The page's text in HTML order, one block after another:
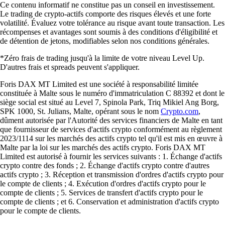
Ce contenu informatif ne constitue pas un conseil en investissement.
Le trading de crypto-actifs comporte des risques élevés et une forte
volatilité. Évaluez votre tolérance au risque avant toute transaction. Les
récompenses et avantages sont soumis à des conditions d'éligibilité et
de détention de jetons, modifiables selon nos conditions générales.
*Zéro frais de trading jusqu'à la limite de votre niveau Level Up.
D'autres frais et spreads peuvent s'appliquer.
Foris DAX MT Limited est une société à responsabilité limitée
constituée à Malte sous le numéro d'immatriculation C 88392 et dont le
siège social est situé au Level 7, Spinola Park, Triq Mikiel Ang Borg,
SPK 1000, St. Julians, Malte, opérant sous le nom Crypto.com,
dûment autorisée par l'Autorité des services financiers de Malte en tant
que fournisseur de services d'actifs crypto conformément au règlement
2023/1114 sur les marchés des actifs crypto tel qu'il est mis en œuvre à
Malte par la loi sur les marchés des actifs crypto. Foris DAX MT
Limited est autorisé à fournir les services suivants : 1. Échange d'actifs
crypto contre des fonds ; 2. Échange d'actifs crypto contre d'autres
actifs crypto ; 3. Réception et transmission d'ordres d'actifs crypto pour
le compte de clients ; 4. Exécution d'ordres d'actifs crypto pour le
compte de clients ; 5. Services de transfert d'actifs crypto pour le
compte de clients ; et 6. Conservation et administration d'actifs crypto
pour le compte de clients.